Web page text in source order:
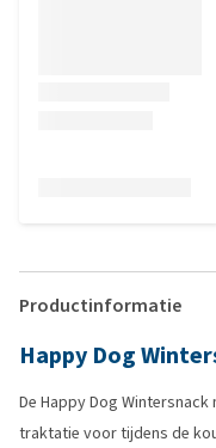
Productinformatie
Happy Dog
De Happy Dog
traktatie voor tijdens de